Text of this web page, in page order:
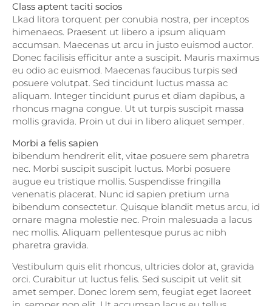
Class aptent taciti socios
Lkad litora torquent per conubia nostra, per inceptos
himenaeos. Praesent ut libero a ipsum aliquam
accumsan. Maecenas ut arcu in justo euismod auctor.
Donec facilisis efficitur ante a suscipit. Mauris maximus
eu odio ac euismod. Maecenas faucibus turpis sed
posuere volutpat. Sed tincidunt luctus massa ac
aliquam. Integer tincidunt purus et diam dapibus, a
rhoncus magna congue. Ut ut turpis suscipit massa
mollis gravida. Proin ut dui in libero aliquet semper.
Morbi a felis sapien
bibendum hendrerit elit, vitae posuere sem pharetra
nec. Morbi suscipit suscipit luctus. Morbi posuere
augue eu tristique mollis. Suspendisse fringilla
venenatis placerat. Nunc id sapien pretium urna
bibendum consectetur. Quisque blandit metus arcu, id
ornare magna molestie nec. Proin malesuada a lacus
nec mollis. Aliquam pellentesque purus ac nibh
pharetra gravida.
Vestibulum quis elit rhoncus, ultricies dolor at, gravida
orci. Curabitur ut luctus felis. Sed suscipit ut velit sit
amet semper. Donec lorem sem, feugiat eget laoreet